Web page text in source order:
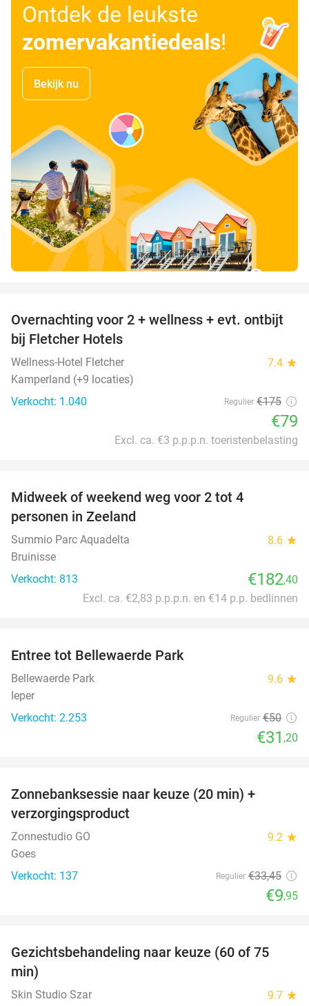
Ontdek de leukste
zomervakantiedeals!
Bekijk nu
55%
Overnachting voor 2 + wellness + evt. ontbijt
bij Fletcher Hotels
Wellness-Hotel Fletcher 7.4 star
Kamperland (+9 locaties)
Verkocht: 1.040
Regulier €175
€79
Excl. ca. €3 p.p.p.n. toeristenbelasting
Midweek of weekend weg voor 2 tot 4
personen in Zeeland
Summio Parc Aquadelta 8.6 star
Bruinisse
Verkocht: 813
€182,40
Excl. ca. €2,83 p.p.p.n. en €14 p.p. bedlinnen
Entree tot Bellewaerde Park
Bellewaerde Park 9.6 star
Ieper
Verkocht: 2.253
Regulier €50
€31 ,20
Zonnebanksessie naar keuze (20 min) +
verzorgingsproduct
Zonnestudio GO 9.2 star
Goes
Verkocht: 137
Regulier €33,45
€9,95
52%
Gezichtsbehandeling naar keuze (60 of 75
min)
Skin Studio Szar 9.7 star